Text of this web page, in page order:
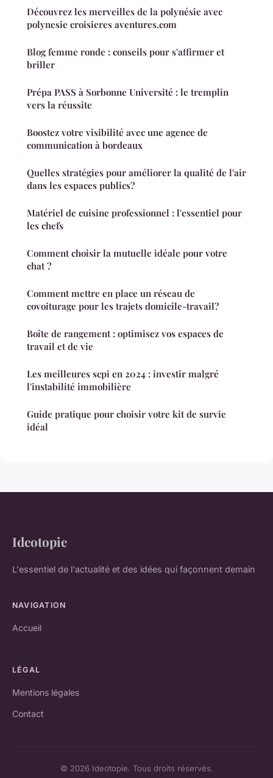
Découvrez les merveilles de la polynésie avec
polynesie croisieres aventures.com
Blog femme ronde : conseils pour s'affirmer et
briller
Prépa PASS à Sorbonne Université : le tremplin
vers la réussite
Boostez votre visibilité avec une agence de
communication à bordeaux
Quelles stratégies pour améliorer la qualité de l'air
dans les espaces publics?
Matériel de cuisine professionnel : l'essentiel pour
les chefs
Comment choisir la mutuelle idéale pour votre
chat ?
Comment mettre en place un réseau de
covoiturage pour les trajets domicile-travail?
Boîte de rangement : optimisez vos espaces de
travail et de vie
Les meilleures scpi en 2024 : investir malgré
l'instabilité immobilière
Guide pratique pour choisir votre kit de survie
idéal
Ideotopie
L'essentiel de l'actualité et des idées qui façonnent demain
NAVIGATION
Accueil
LÉGAL
Mentions légales
Contact
© 2026 Ideotopie. Tous droits réservés.